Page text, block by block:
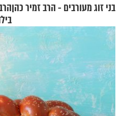
בני זוג מעורבים - הרב זמיר כהן